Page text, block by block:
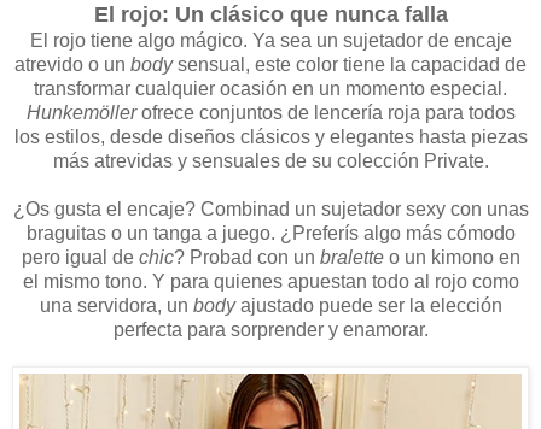
El rojo: Un clásico que nunca falla
El rojo tiene algo mágico. Ya sea un sujetador de encaje
atrevido o un bodysensual, este color tiene la capacidad de
transformar cualquier ocasión en un momento especial.
Hunkemöllerofrece conjuntos de lencería roja para todos
los estilos, desde diseños clásicos y elegantes hasta piezas
más atrevidas y sensuales de su colección Private.
¿Os gusta el encaje? Combinad un sujetador sexy con unas
braguitas o un tanga a juego. ¿Preferís algo más cómodo
pero igual de chic? Probad con un braletteo un kimono en
el mismo tono. Y para quienes apuestan todo al rojo como
una servidora, un bodyajustado puede ser la elección
perfecta para sorprender y enamorar.